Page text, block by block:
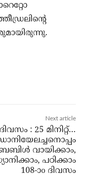
Next article
: 25 മിനിറ്റ്…
വായിക്കാം,
പഠിക്കാം
108-ാo ദിവസം